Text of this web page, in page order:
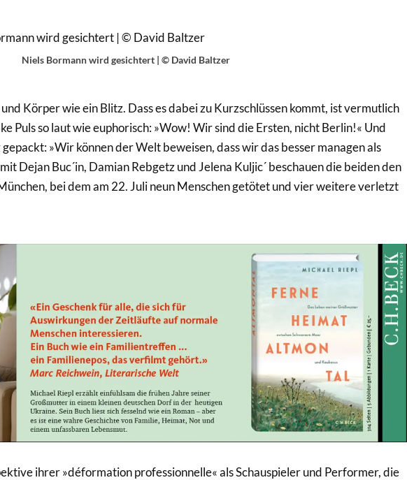
Niels Bormann wird gesichtert | © David Baltzer
Körper wie ein Blitz. Dass es dabei zu Kurzschlüssen kommt, ist vermutlich
Puls so laut wie euphorisch: »Wow! Wir sind die Ersten, nicht Berlin!« Und
»Wir können der Welt beweisen, dass wir das besser managen als
Dejan Buc´in, Damian Rebgetz und Jelena Kuljic´ beschauen die beiden den
bei dem am 22. Juli neun Menschen getötet und vier weitere verletzt
ihrer »déformation professionnelle« als Schauspieler und Performer, die